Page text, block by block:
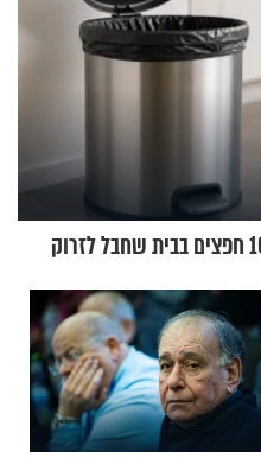
מפקקי שעם ועד קרטוני ביצים: 10 חפצים בבית שחבל לזרוק